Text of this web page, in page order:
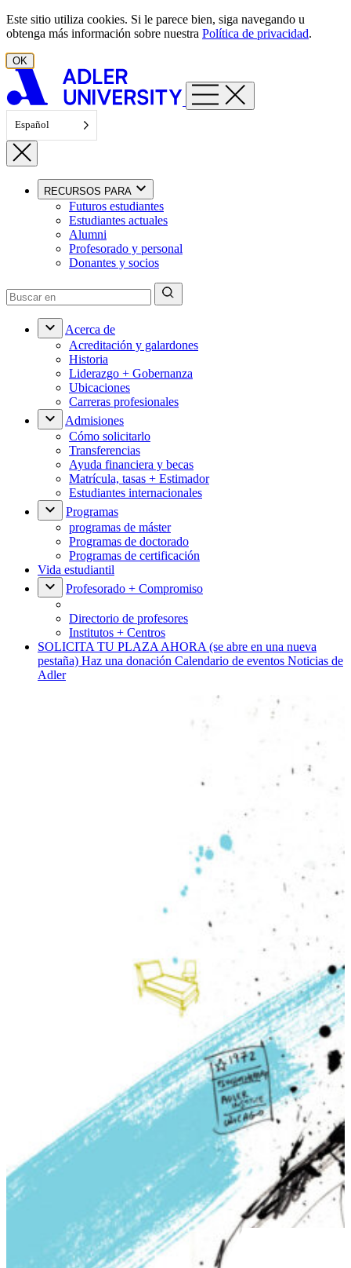
Ir al contenido
Este sitio utiliza cookies. Si le parece bien, siga navegando u
obtenga más información sobre nuestra Política de privacidad.
OK
Español
RECURSOS PARA
Futuros estudiantes
Estudiantes actuales
Alumni
Profesorado y personal
Donantes y socios
Acerca de
Acreditación y galardones
Historia
Liderazgo + Gobernanza
Ubicaciones
Carreras profesionales
Admisiones
Cómo solicitarlo
Transferencias
Ayuda financiera y becas
Matrícula, tasas + Estimador
Estudiantes internacionales
Programas
programas de máster
Programas de doctorado
Programas de certificación
Vida estudiantil
Profesorado + Compromiso
Directorio de profesores
Institutos + Centros
SOLICITA TU PLAZA AHORA (se abre en una nueva
pestaña) Haz una donación Calendario de eventos Noticias de
Adler